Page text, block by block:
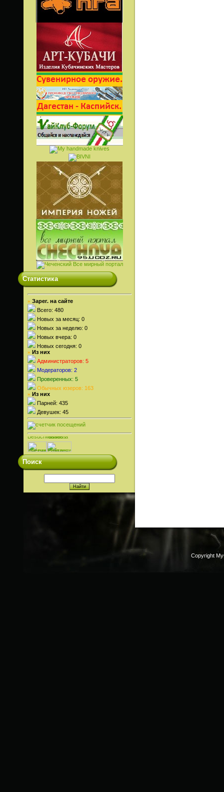
Статистика
» Зарег. на сайте
Всего: 480
Новых за месяц: 0
Новых за неделю: 0
Новых вчера: 0
Новых сегодня: 0
» Из них
Администраторов: 5
Модераторов: 2
Проверенных: 5
Обычных юзеров: 163
» Из них
Парней: 435
Девушек: 45
Поиск
Copyright